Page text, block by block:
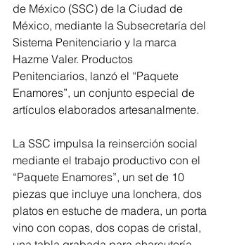
de México (SSC) de la Ciudad de
México, mediante la Subsecretaría del
Sistema Penitenciario y la marca
Hazme Valer. Productos
Penitenciarios, lanzó el “Paquete
Enamores”, un conjunto especial de
artículos elaborados artesanalmente.
La SSC impulsa la reinserción social
mediante el trabajo productivo con el
“Paquete Enamores”, un set de 10
piezas que incluye una lonchera, dos
platos en estuche de madera, un porta
vino con copas, dos copas de cristal,